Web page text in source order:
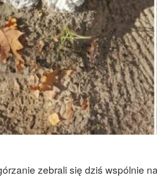
zebrali się dziś wspólnie